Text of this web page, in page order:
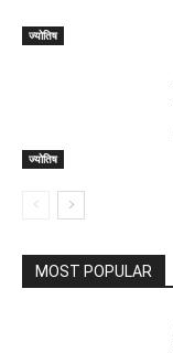
ज्योतिष
ज्योतिष
MOST POPULAR